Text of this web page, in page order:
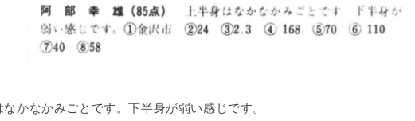
なかなかみごとです。下半身が弱い感じです。